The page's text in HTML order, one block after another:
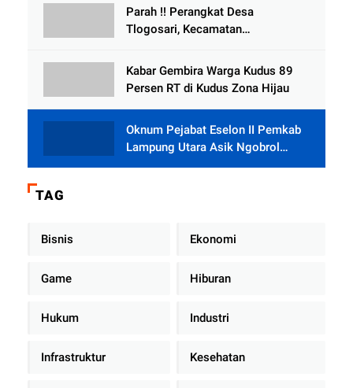
Parah !! Perangkat Desa
Tlogosari, Kecamatan
Rumah dari BAZNAS
Kabar Gembira Warga Kudus 89
Persen RT di Kudus Zona Hijau
Oknum Pejabat Eselon II Pemkab
Lampung Utara Asik Ngobrol
Dengan Teman Kencan Wanitanya
TAG
Bisnis Ekonomi
Game Hiburan
Hukum Industri
Infrastruktur Kesehatan